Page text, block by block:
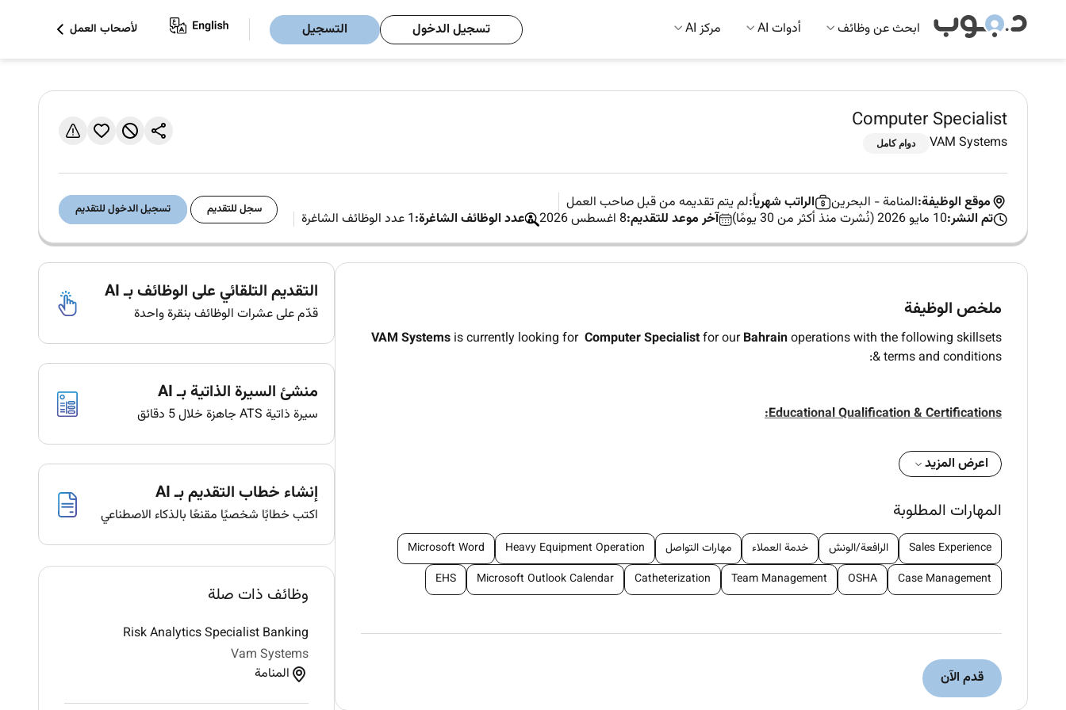
ابحث عن وظائف أدوات AI مركز AI تسجيل الدخول التسجيل لأصحاب العمل
Computer Specialist
VAM Systems دوام كامل
موقع الوظيفة:المنامة- البحرين الراتب شهرياً:لم يتم تقديمه من قبل صاحب العمل
تم النشر:10 مايو 2026 (نُشرت منذ أكثر من 30 يومًا) آخر موعد للتقديم:8 اغسطس 2026 عدد الوظائف الشاغرة:1 عدد الوظائف الشاغرة سجل للتقديم تسجيل الدخول للتقديم
ملخص الوظيفة
VAM Systems is currently looking for Computer Specialistfor ourBahrainoperations with the following skillsets
& terms and conditions:
Educational Qualification & Certifications:
field.
Certification in A MOUS Network or MCDST (Preferable).
Experience: Minimum 3 years progressive experience in computer field.
Required Skills:
Good communication skills.
Must be Fluent in English (speaking reading and writing) and preferably Arabic.
Support the user by troubleshooting and resolving hardware and software logs.
Participates in the implementation of section projects.
Study the user technical requirements hardware and software.
Prepares computers with latest OS with drivers and necessary hardware settings.
اعرض المزيد
المهارات المطلوبة
Sales Experience الرافعة/الونش خدمة العملاء مهارات التواصل Heavy Equipment Operation
Microsoft Word
Case Management
OSHA
Team Management
Catheterization
Microsoft Outlook Calendar
EHS
قدم الآن
التقديم التلقائي على الوظائف بـ AI
قدّم على عشرات الوظائف بنقرة واحدة
منشئ السيرة الذاتية بـ AI
سيرة ذاتية ATS جاهزة خلال 5 دقائق
إنشاء خطاب التقديم بـ AI
اكتب خطابًا شخصيًا مقنعًا بالذكاء الاصطناعي
وظائف ذات صلة
Risk Analytics Specialist Banking
Vam Systems
المنامة